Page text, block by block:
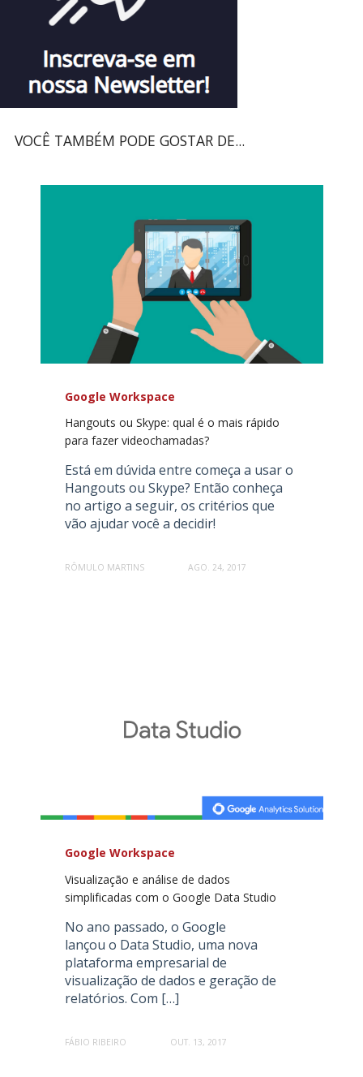
VOCÊ TAMBÉM PODE GOSTAR DE...
Google Workspace
Hangouts ou Skype: qual é o mais rápido
para fazer videochamadas?
Está em dúvida entre começa a usar o
Hangouts ou Skype? Então conheça
no artigo a seguir, os critérios que
vão ajudar você a decidir!
RÔMULO MARTINS AGO. 24, 2017
Google Workspace
Visualização e análise de dados
simplificadas com o Google Data Studio
No ano passado, o Google
lançou o Data Studio, uma nova
plataforma empresarial de
visualização de dados e geração de
relatórios. Com […]
FÁBIO RIBEIRO OUT. 13, 2017